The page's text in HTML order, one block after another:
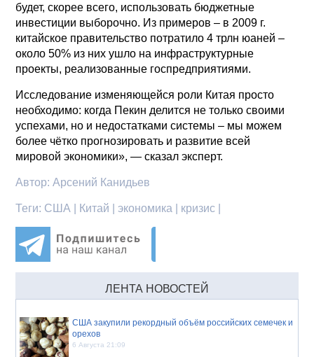
будет, скорее всего, использовать бюджетные
инвестиции выборочно. Из примеров – в 2009 г.
китайское правительство потратило 4 трлн юаней –
около 50% из них ушло на инфраструктурные
проекты, реализованные госпредприятиями.
Исследование изменяющейся роли Китая просто
необходимо: когда Пекин делится не только своими
успехами, но и недостатками системы – мы можем
более чётко прогнозировать и развитие всей
мировой экономики», — сказал эксперт.
Автор:Арсений Канидьев
Теги: США | Китай | экономика | кризис |
ЛЕНТА НОВОСТЕЙ
США закупили рекордный объём российских семечек и
орехов
6 Августа 21:09